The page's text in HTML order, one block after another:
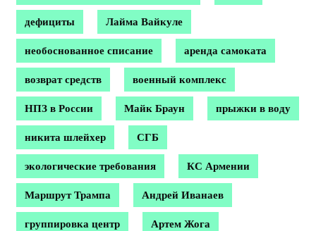
дефициты Лайма Вайкуле
необоснованное списание аренда самоката
возврат средств военный комплекс
НПЗ в России Майк Браун прыжки в воду
никита шлейхер СГБ
экологические требования КС Армении
Маршрут Трампа Андрей Иванаев
группировка центр Артем Жога